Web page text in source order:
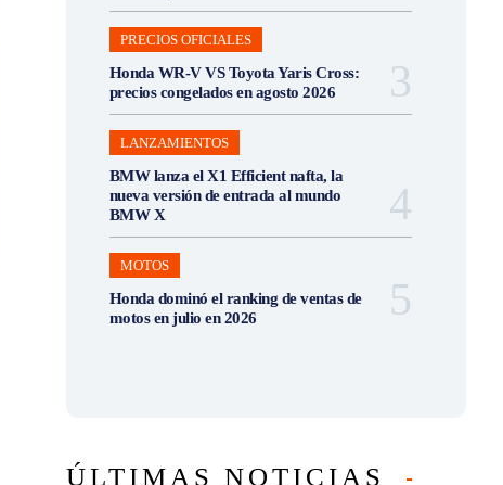
PRECIOS OFICIALES
Honda WR-V VS Toyota Yaris Cross:
precios congelados en agosto 2026
LANZAMIENTOS
BMW lanza el X1 Efficient nafta, la
nueva versión de entrada al mundo
BMW X
MOTOS
Honda dominó el ranking de ventas de
motos en julio en 2026
ÚLTIMAS NOTICIAS